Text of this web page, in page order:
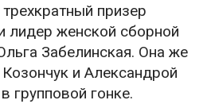
призер
лидер женской сборной
Забелинская. Она же
и Александрой
групповой гонке.